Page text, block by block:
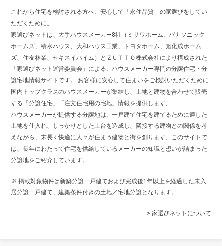
これから住宅を検討される方へ、安心して「永住品質」の家選びをしてい
ただくために。
家選びネットは、大手ハウスメーカー8社（ミサワホーム、パナソニック
ホームズ、積水ハウス、大和ハウス工業、トヨタホーム、旭化成ホーム
ズ、住友林業、セキスイハイム）とＺＵＴＴＯ株式会社により構成された
「家選びネット運営委員会」による、ハウスメーカー専門の分譲住宅・分
譲宅地情報サイトです。 お客様に安心して住まいをご検討いただくために
国内トップクラスのハウスメーカーが集結し、土地と建物を合わせて販売
する「分譲住宅」「注文住宅用の宅地」情報を提供します。
ハウスメーカーが提供する分譲地は、一戸建て住宅を建てるために適した
土地を仕入れ、しっかりとした土台を造成し、隣接する建物との関係を考
えながら、末長く快適に人々が住まう建物と街を創ります。このサイトで
は、長年にわたって住宅を供給しているメーカーの知識と想いが詰まった
分譲地をご紹介しています。
※ 掲載対象物件は新築分譲一戸建ておよび完成後1年以上を経過した未入
居分譲一戸建て、建築条件付きの土地／宅地分譲となります。
> 家選びネットについて